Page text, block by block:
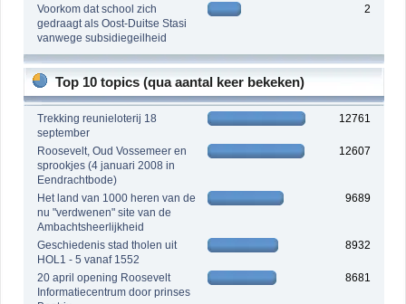
Voorkom dat school zich
gedraagt als Oost-Duitse Stasi
vanwege subsidiegeilheid
2
Top 10 topics (qua aantal keer bekeken)
Trekking reunieloterij 18
september
12761
Roosevelt, Oud Vossemeer en
sprookjes (4 januari 2008 in
Eendrachtbode)
12607
Het land van 1000 heren van de
nu "verdwenen" site van de
Ambachtsheerlijkheid
9689
Geschiedenis stad tholen uit
HOL1 - 5 vanaf 1552
8932
20 april opening Roosevelt
Informatiecentrum door prinses
8681